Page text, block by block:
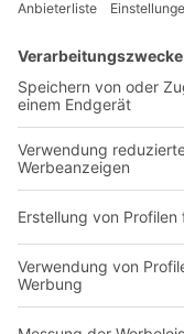
Lösungen
Intralogistiklösungen
Behältersysteme
Regalsysteme
Transportsysteme
Dienstleistungen
Unternehmen
Über uns